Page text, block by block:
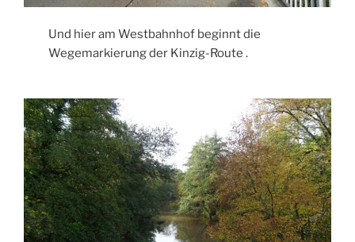
Und hier am Westbahnhof beginnt die
Wegemarkierung der Kinzig-Route .